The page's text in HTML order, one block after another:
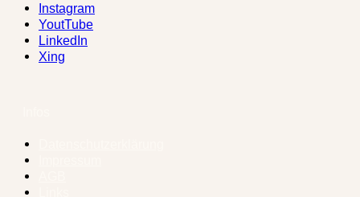
Instagram
YoutTube
LinkedIn
Xing